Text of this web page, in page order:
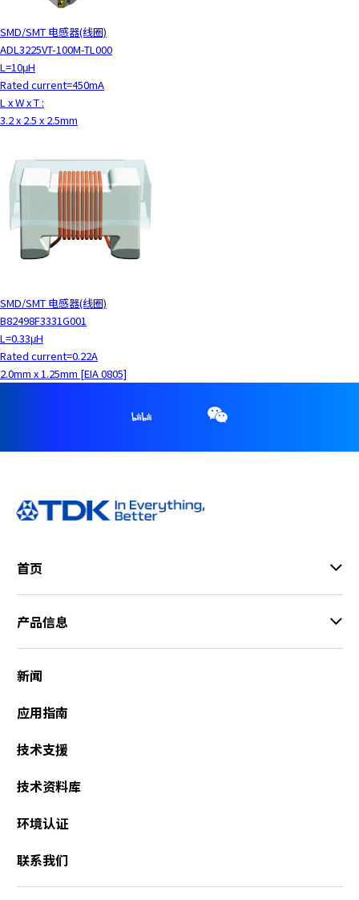
SMD/SMT 电感器(线圈)
ADL3225VT-100M-TL000
L=10μH
Rated current=450mA
L x W x T :
3.2 x 2.5 x 2.5mm
SMD/SMT 电感器(线圈)
B82498F3331G001
L=0.33μH
Rated current=0.22A
2.0mm x 1.25mm [EIA 0805]
首页
产品信息
新闻
应用指南
技术支援
技术资料库
环境认证
联系我们